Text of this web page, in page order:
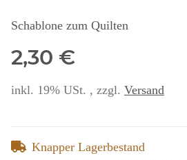
Schablone zum Quilten
2,30 €
inkl. 19% USt. , zzgl. Versand
Knapper Lagerbestand